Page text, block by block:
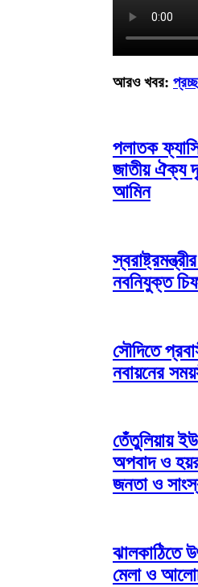
আরও খবর:
পলাতক
জাতীয় ঐক্য
আমিন
নবনিযুক্ত
সৌদিতে
নবায়নের
তেঁতুলিয়ায়
অপবাদ ও
জনতা ও
ঝালকাঠিতে
মেলা ও